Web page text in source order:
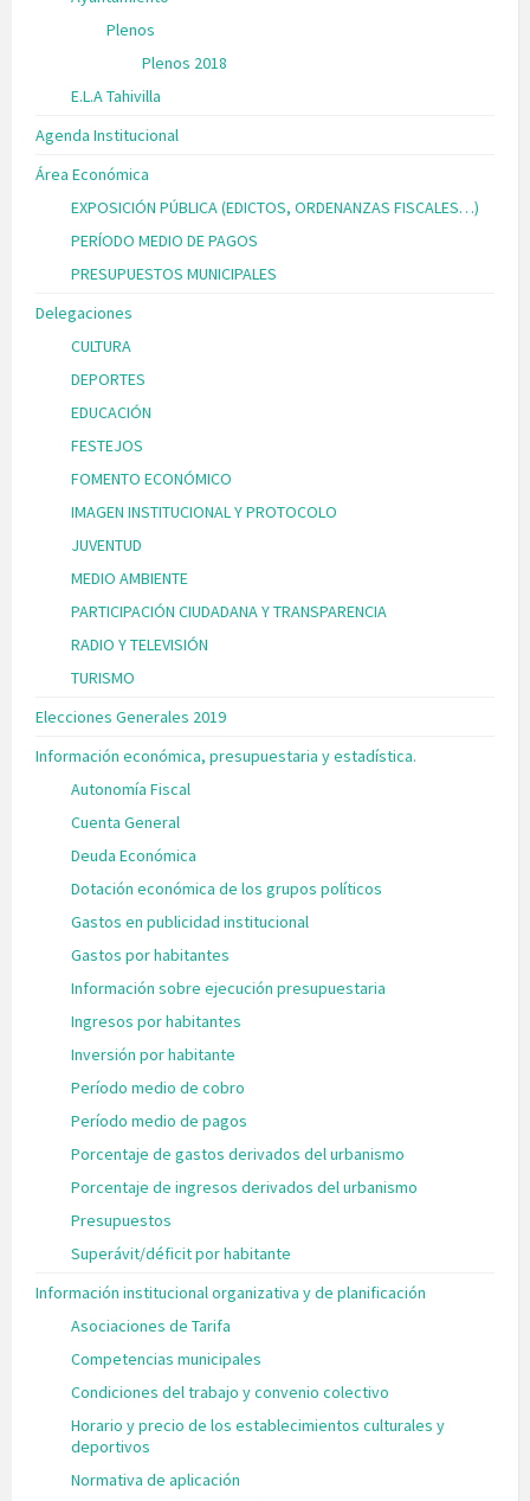
Plenos
Plenos 2018
E.L.A Tahivilla
Agenda Institucional
Área Económica
EXPOSICIÓN PÚBLICA (EDICTOS, ORDENANZAS FISCALES…)
PERÍODO MEDIO DE PAGOS
PRESUPUESTOS MUNICIPALES
Delegaciones
CULTURA
DEPORTES
EDUCACIÓN
FESTEJOS
FOMENTO ECONÓMICO
IMAGEN INSTITUCIONAL Y PROTOCOLO
JUVENTUD
MEDIO AMBIENTE
PARTICIPACIÓN CIUDADANA Y TRANSPARENCIA
RADIO Y TELEVISIÓN
TURISMO
Elecciones Generales 2019
Información económica, presupuestaria y estadística.
Autonomía Fiscal
Cuenta General
Deuda Económica
Dotación económica de los grupos políticos
Gastos en publicidad institucional
Gastos por habitantes
Información sobre ejecución presupuestaria
Ingresos por habitantes
Inversión por habitante
Período medio de cobro
Período medio de pagos
Porcentaje de gastos derivados del urbanismo
Porcentaje de ingresos derivados del urbanismo
Presupuestos
Superávit/déficit por habitante
Información institucional organizativa y de planificación
Asociaciones de Tarifa
Competencias municipales
Condiciones del trabajo y convenio colectivo
Horario y precio de los establecimientos culturales y
deportivos
Normativa de aplicación